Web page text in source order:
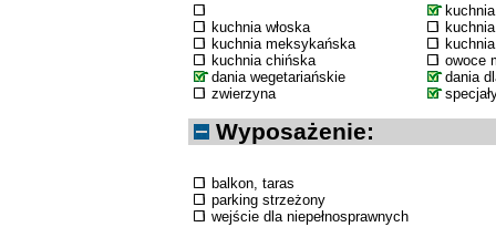
kuchnia włoska
kuchnia meksykańska
kuchnia chińska
owoce
dania wegetariańskie
dania
zwierzyna
Wyposażenie:
balkon, taras
parking strzeżony
wejście dla niepełnosprawnych